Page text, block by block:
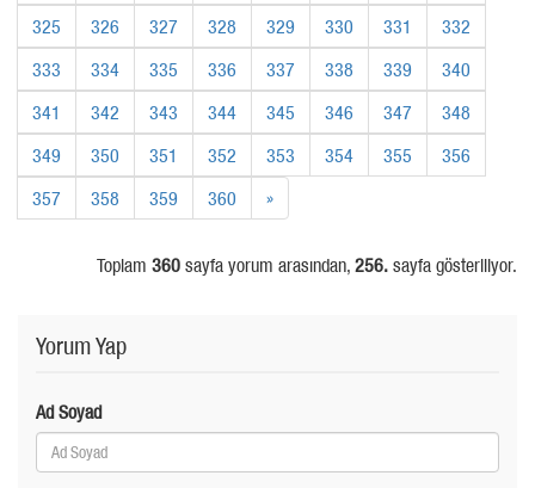
325
326 327 328 329 330 331
332
333
334 335 336 337 338 339
340
341
342 343 344 345 346 347
348
349
350 351 352 353 354 355
356
357
358 359 360 »
Toplam 360 sayfa yorum arasından, 256. sayfa gösteriliyor.
Yorum Yap
Ad Soyad